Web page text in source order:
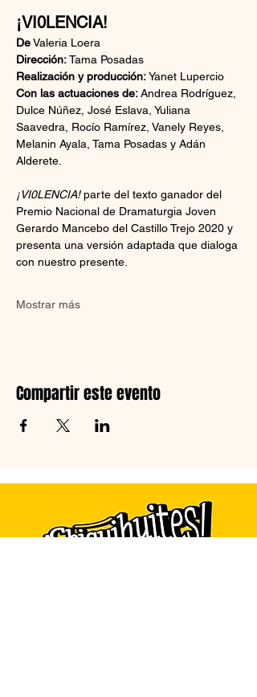
¡VI0LENCIA!
De Valeria Loera
Dirección: Tama Posadas
Realización y producción: Yanet Lupercio
Con las actuaciones de: Andrea Rodríguez,
Dulce Núñez, José Eslava, Yuliana
Saavedra, Rocío Ramírez, Vanely Reyes,
Melanin Ayala, Tama Posadas y Adán
Alderete.
¡VI0LENCIA! parte del texto ganador del
Premio Nacional de Dramaturgia Joven
Gerardo Mancebo del Castillo Trejo 2020 y
presenta una versión adaptada que dialoga
con nuestro presente.
Mostrar más
Compartir este evento